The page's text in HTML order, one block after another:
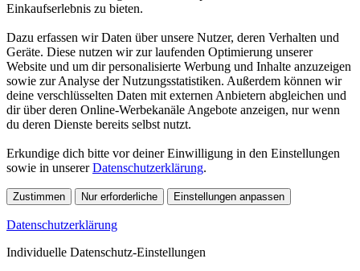
Einkaufserlebnis zu bieten.
Dazu erfassen wir Daten über unsere Nutzer, deren Verhalten und
Geräte. Diese nutzen wir zur laufenden Optimierung unserer
Website und um dir personalisierte Werbung und Inhalte anzuzeigen
sowie zur Analyse der Nutzungsstatistiken. Außerdem können wir
deine verschlüsselten Daten mit externen Anbietern abgleichen und
dir über deren Online-Werbekanäle Angebote anzeigen, nur wenn
du deren Dienste bereits selbst nutzt.
Erkundige dich bitte vor deiner Einwilligung in den Einstellungen
sowie in unsererDatenschutzerklärung.
Zustimmen Nur erforderliche Einstellungen anpassen
Datenschutzerklärung
Individuelle Datenschutz-Einstellungen